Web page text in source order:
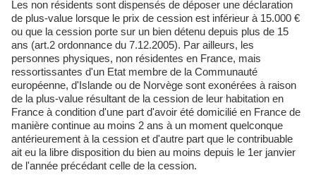
Les non résidents sont dispensés de déposer une déclaration
de plus-value lorsque le prix de cession est inférieur à 15.000 €
ou que la cession porte sur un bien détenu depuis plus de 15
ans (art.2 ordonnance du 7.12.2005). Par ailleurs, les
personnes physiques, non résidentes en France, mais
ressortissantes d'un Etat membre de la Communauté
européenne, d'Islande ou de Norvège sont exonérées à raison
de la plus-value résultant de la cession de leur habitation en
France à condition d'une part d'avoir été domicilié en France de
manière continue au moins 2 ans à un moment quelconque
antérieurement à la cession et d'autre part que le contribuable
ait eu la libre disposition du bien au moins depuis le 1er janvier
de l'année précédant celle de la cession.